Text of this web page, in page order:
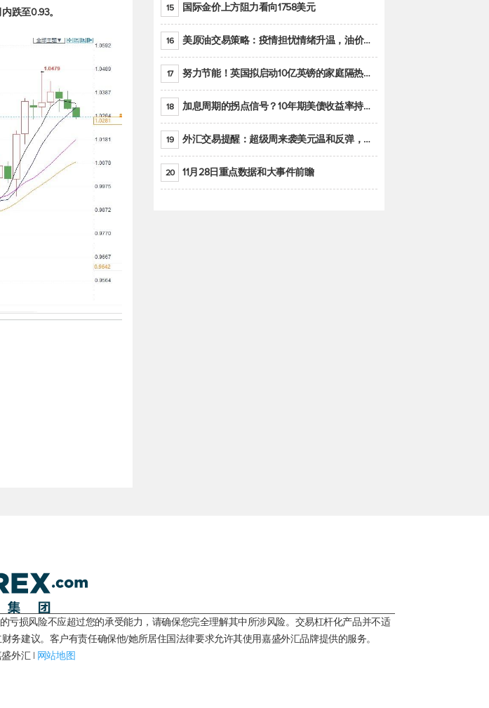
跌至0.93。 15 国际金价上方阻力看向1758美元
16 美原油交易策略：疫情担忧情绪升温，油价跌创年内新低
17 努力节能！英国拟启动10亿英镑的家庭隔热工程 减少能源消耗
18 加息周期的拐点信号？10年期美债收益率持续低于联邦基金利率目标区间
19 外汇交易提醒：超级周来袭美元温和反弹，警惕筑底可能性
20 11月28日重点数据和大事件前瞻
损风险不应超过您的承受能力，请确保您完全理解其中所涉风险。交易杠杆化产品并不适
建议。客户有责任确保他/她所居住国法律要求允许其使用嘉盛外汇品牌提供的服务。
外汇 | 网站地图